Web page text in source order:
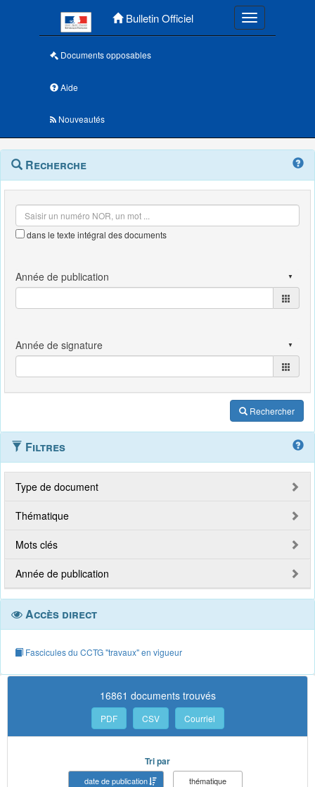
Bulletin Officiel Toggle
Documents opposables
Aide
Nouveautés
Navigation
outils
Menu
contextuel
Recherche
dans le texte intégral des documents
Rechercher
Filtres
Type de document
Thématique
Mots clés
Année de publication
Accès direct
Fascicules du CCTG "travaux" en vigueur
16861 documents trouvés
PDF CSV Courriel
Tri par
date de publication
thématique